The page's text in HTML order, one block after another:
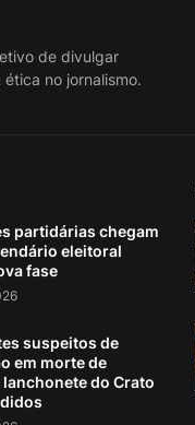
de divulgar
no jornalismo.
partidárias chegam
eleitoral
fase
suspeitos de
em morte de
lanchonete do Crato